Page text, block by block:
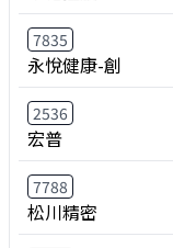
7835
永悅健康-創
2536
宏普
7788
松川精密